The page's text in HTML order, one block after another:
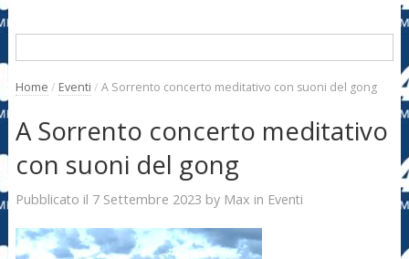
Home / Eventi / A Sorrento concerto meditativo con suoni del gong
A Sorrento concerto meditativo
con suoni del gong
Pubblicato il 7 Settembre 2023 by Max in Eventi